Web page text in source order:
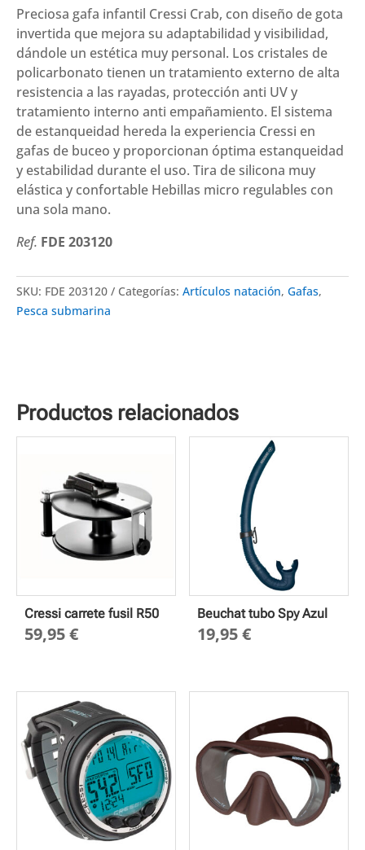
cantidad
Preciosa gafa infantil Cressi Crab, con diseño de gota
invertida que mejora su adaptabilidad y visibilidad,
dándole un estética muy personal. Los cristales de
policarbonato tienen un tratamiento externo de alta
resistencia a las rayadas, protección anti UV y
tratamiento interno anti empañamiento. El sistema
de estanqueidad hereda la experiencia Cressi en
gafas de buceo y proporcionan óptima estanqueidad
y estabilidad durante el uso. Tira de silicona muy
elástica y confortable Hebillas micro regulables con
una sola mano.
Ref. FDE 203120
SKU: FDE 203120 Categorías: Artículos natación, Gafas,
Pesca submarina
Productos relacionados
Cressi carrete fusil R50
59,95€
Beuchat tubo Spy Azul
19,95€